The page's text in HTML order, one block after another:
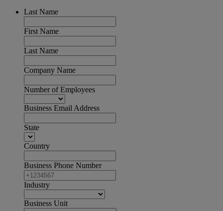
Last Name
First Name
Last Name
Company Name
Number of Employees
Business Email Address
State
Country
Business Phone Number
Industry
Business Unit